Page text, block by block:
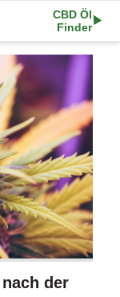
CBD Öl
Finder
der